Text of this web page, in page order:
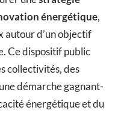
énergétique,
autour d’un objectif
Ce dispositif public
collectivités, des
démarche gagnant-
énergétique et du